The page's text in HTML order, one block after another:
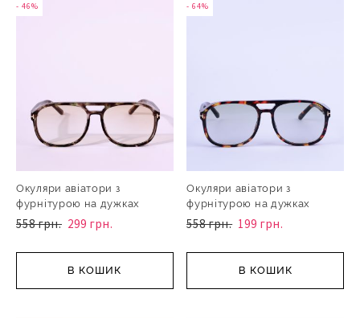
- 46%
Окуляри авіатори з
фурнітурою на дужках
558 грн. 299 грн.
В КОШИК
- 64%
Окуляри авіатори з
фурнітурою на дужках
558 грн. 199 грн.
В КОШИК